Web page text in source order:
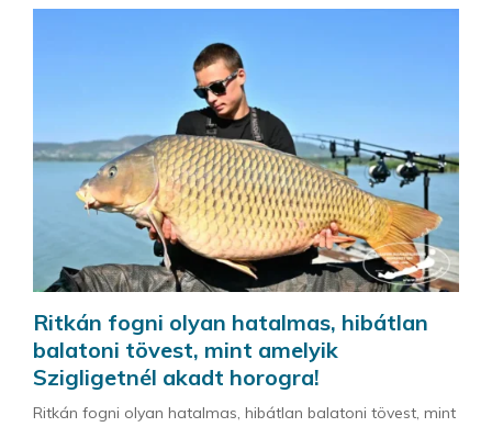
Ritkán fogni olyan hatalmas, hibátlan
balatoni tövest, mint amelyik
Szigligetnél akadt horogra!
Ritkán fogni olyan hatalmas, hibátlan balatoni tövest, mint